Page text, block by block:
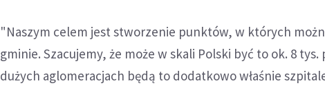
"Naszym celem jest stworzenie punktów, w których
gminie. Szacujemy, że może w skali Polski być to ok. 8
dużych aglomeracjach będą to dodatkowo właśnie